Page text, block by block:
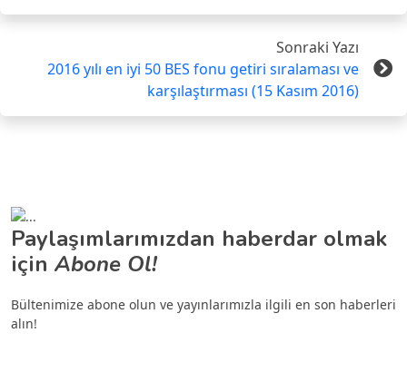
Sonraki Yazı
2016 yılı en iyi 50 BES fonu getiri sıralaması ve
karşılaştırması (15 Kasım 2016)
Paylaşımlarımızdan haberdar olmak
için Abone Ol!
Bültenimize abone olun ve yayınlarımızla ilgili en son haberleri
alın!